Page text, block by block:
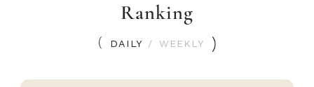
Ranking
DAILY / WEEKLY